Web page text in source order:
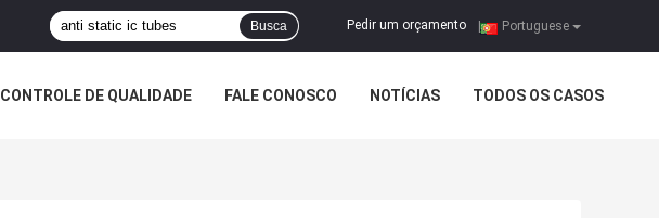
Portuguese
Pedir um orçamento |
Busca
CONTROLE DE QUALIDADE FALE CONOSCO NOTÍCIAS TODOS OS CASOS